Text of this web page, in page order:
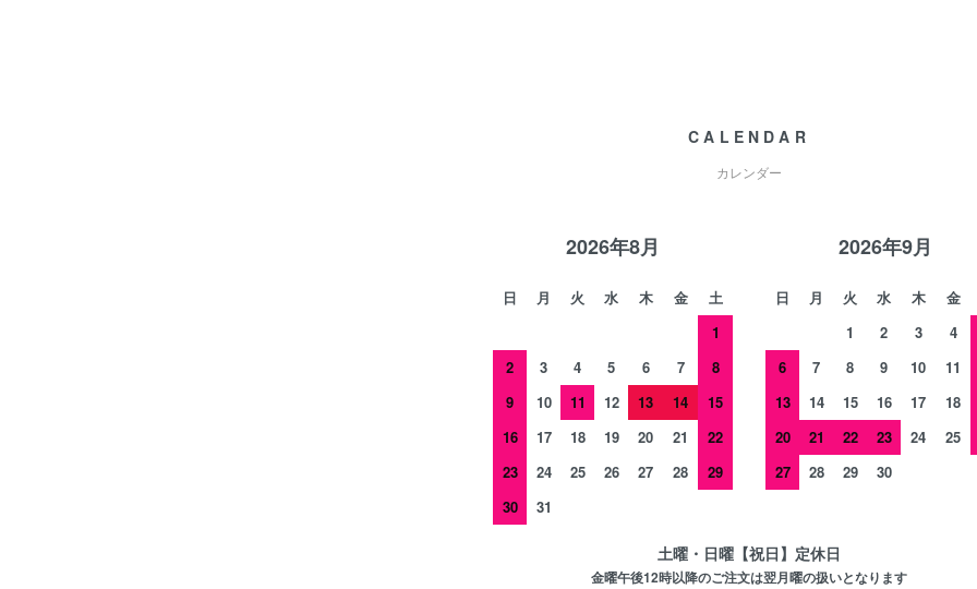
CALENDAR
カレンダー
2026年8月
日 月 火 水 木 金
土
1
2
3 4 5 6 7
8
9
10 11 12 13 14
15
16
17 18 19 20 21
22
23
24 25 26 27 28
29
30
31
2026年9月
日 月 火 水 木 金
1
2 3 4
6
7 8 9 10 11
13
14 15 16 17 18
20
21 22 23 24 25
27
28 29 30
土曜・日曜【祝日】定休日
金曜午後12時以降のご注文は翌月曜の扱いとなります